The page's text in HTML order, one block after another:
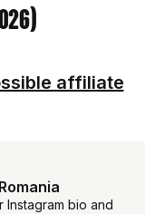
affiliate
bio and